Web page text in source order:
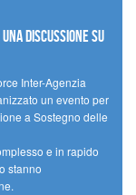
discussione su
Inter-Agenzia
un evento per
a Sostegno delle
e in rapido
stanno